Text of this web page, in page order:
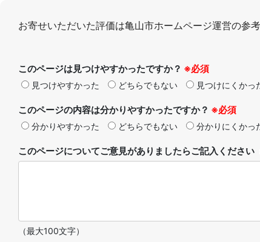
お寄せいただいた評価は亀山市ホームページ運営の参考
このページは見つけやすかったですか？ ※必須
見つけやすかった どちらでもない 見つけにくかっ
このページの内容は分かりやすかったですか？ ※必須
分かりやすかった どちらでもない 分かりにくかっ
このページについてご意見がありましたらご記入ください
（最大100文字）